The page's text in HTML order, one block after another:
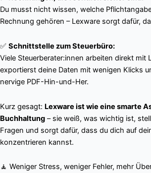
Du musst nicht wissen, welche
Rechnung gehören – Lexware sorgt dafür,
✅ Schnittstelle zum Steuerbüro:
Viele Steuerberater:innen arbeiten direkt mit
exportierst deine Daten mit wenigen Klicks
nervige PDF-Hin-und-Her.
Kurz gesagt: Lexware ist wie eine smarte
Buchhaltung – sie weiß, was wichtig ist,
Fragen und sorgt dafür, dass du dich auf
konzentrieren kannst.
🧘 Weniger Stress, weniger Fehler, mehr